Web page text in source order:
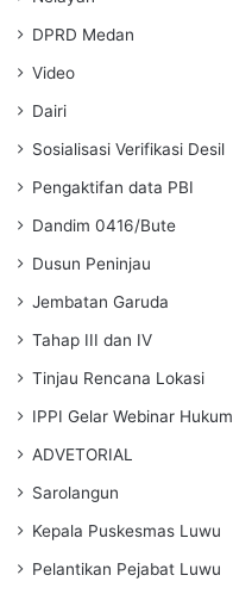
DPRD Medan
Video
Dairi
Sosialisasi Verifikasi Desil
Pengaktifan data PBI
Dandim 0416/Bute
Dusun Peninjau
Jembatan Garuda
Tahap III dan IV
Tinjau Rencana Lokasi
IPPI Gelar Webinar Hukum
ADVETORIAL
Sarolangun
Kepala Puskesmas Luwu
Pelantikan Pejabat Luwu